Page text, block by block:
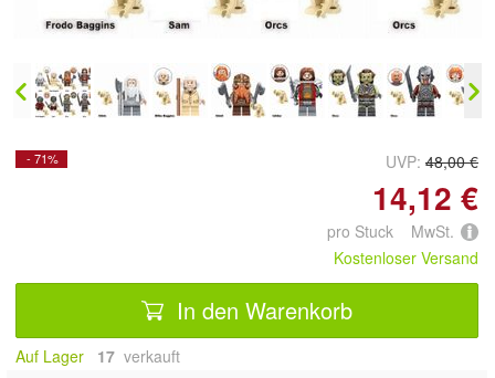
- 71% UVP: 48,00 €
14,12 €
pro Stuck MwSt.
Kostenloser Versand
In den Warenkorb
Auf Lager 17 verkauft